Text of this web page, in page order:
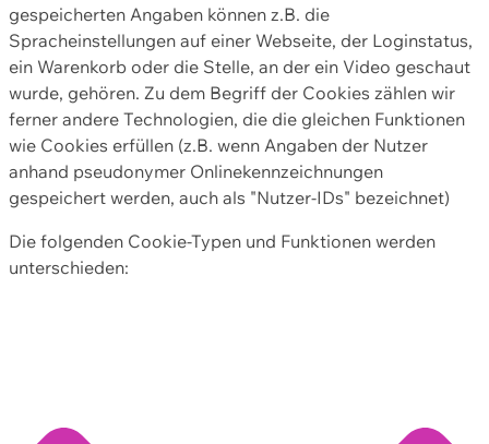
gespeicherten Angaben können z.B. die
Spracheinstellungen auf einer Webseite, der Loginstatus,
ein Warenkorb oder die Stelle, an der ein Video geschaut
wurde, gehören. Zu dem Begriff der Cookies zählen wir
ferner andere Technologien, die die gleichen Funktionen
wie Cookies erfüllen (z.B. wenn Angaben der Nutzer
anhand pseudonymer Onlinekennzeichnungen
gespeichert werden, auch als "Nutzer-IDs" bezeichnet)
Die folgenden Cookie-Typen und Funktionen werden
unterschieden: